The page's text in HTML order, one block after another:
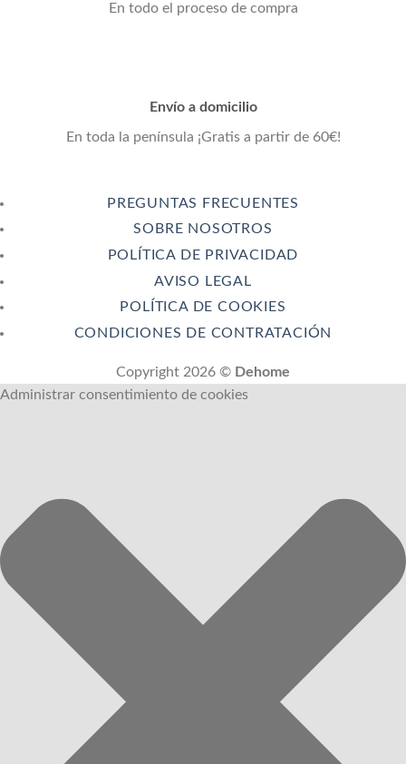
En todo el proceso de compra
Envío a domicilio
En toda la península ¡Gratis a partir de 60€!
PREGUNTAS FRECUENTES
SOBRE NOSOTROS
POLÍTICA DE PRIVACIDAD
AVISO LEGAL
POLÍTICA DE COOKIES
CONDICIONES DE CONTRATACIÓN
Copyright 2026 © Dehome
Administrar consentimiento de cookies